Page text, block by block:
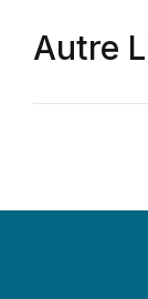
Autre